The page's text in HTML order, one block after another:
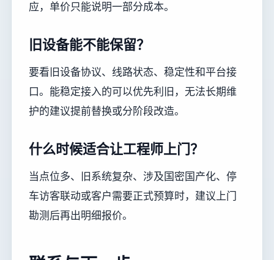
应，单价只能说明一部分成本。
旧设备能不能保留？
要看旧设备协议、线路状态、稳定性和平台接
口。能稳定接入的可以优先利旧，无法长期维
护的建议提前替换或分阶段改造。
什么时候适合让工程师上门？
当点位多、旧系统复杂、涉及国密国产化、停
车访客联动或客户需要正式预算时，建议上门
勘测后再出明细报价。